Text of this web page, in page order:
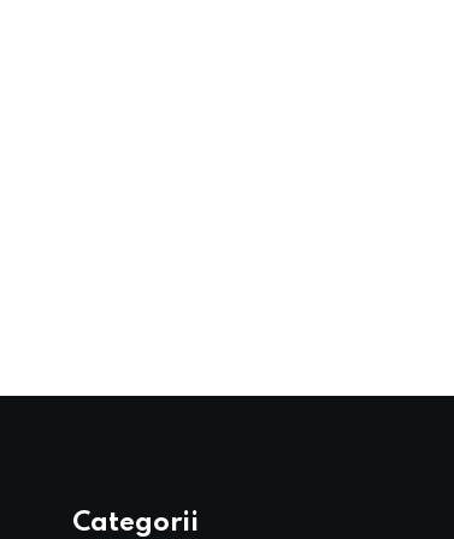
Categorii